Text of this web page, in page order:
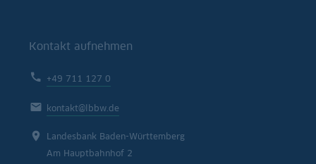
Kontakt aufnehmen
+49 711 127 0
kontakt@lbbw.de
Landesbank Baden-Württemberg
Am Hauptbahnhof 2